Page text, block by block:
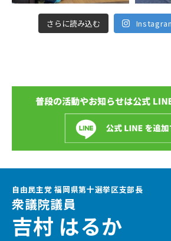
さらに読み込む
自由民主党 福岡県第十選挙区支部長
衆議院議員
吉村 はるか